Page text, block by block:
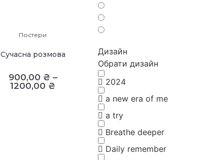
Постери
Сучасна розмова
900,00 ₴ –
1200,00 ₴
Дизайн
Обрати дизайн
2024
a new era of me
a try
Breathe deeper
Daily remember